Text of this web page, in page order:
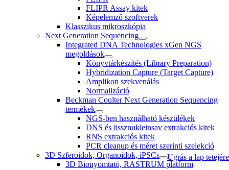
FLIPR Assay kitek
Képelemző szoftverek
Klasszikus mikroszkópia
Next Generation Sequencing
Integrated DNA Technologies xGen NGS
megoldások
Könyvtárkészítés (Library Preparation)
Hybridization Capture (Target Capture)
Amplikon szekvenálás
Normalizáció
Beckman Coulter Next Generation Sequencing
termékek
NGS-ben használható készülékek
DNS és össznukleinsav extrakciós kitek
RNS extrakciós kitek
PCR cleanup és méret szerinti szelekció
3D Szferoidok, Organoidok, iPSCs
3D Bionyomtató, RASTRUM platform
Ugrás a lap tetejére